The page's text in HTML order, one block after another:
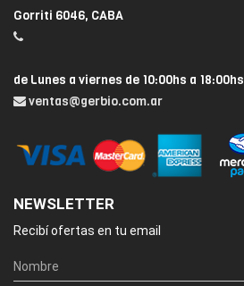
Gorriti 6046, CABA
de Lunes a viernes de 10:00hs a 18:00hs
ventas@gerbio.com.ar
NEWSLETTER
Recibí ofertas en tu email